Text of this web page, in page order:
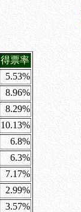
得票率
5.53%
8.96%
8.29%
10.13%
6.8%
6.3%
7.17%
2.99%
3.57%